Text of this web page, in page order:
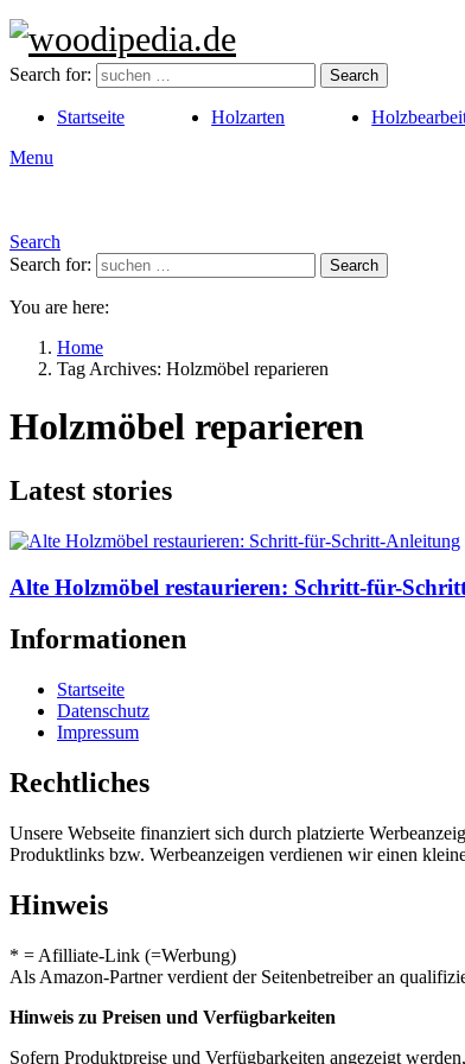
Search for: Search
Startseite Holzarten
Menu
Search
Search for:
Search
You are here:
Home
Tag Archives: Holzmöbel reparieren
Holzmöbel reparieren
Latest stories
Alte Holzmöbel restaurieren: Schritt-für-
Informationen
Startseite
Datenschutz
Impressum
Rechtliches
Unsere Webseite finanziert sich durch platzierte
Produktlinks bzw. Werbeanzeigen verdienen wir einen
Hinweis
* = Afilliate-Link (=Werbung)
Als Amazon-Partner verdient der Seitenbetreiber an
Hinweis zu Preisen und Verfügbarkeiten
Sofern Produktpreise und Verfügbarkeiten angezeigt